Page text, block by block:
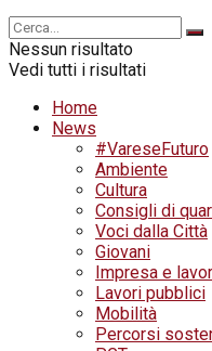
Nessun risultato
Vedi tutti i risultati
Home
News
#VareseFuturo
Ambiente
Cultura
Consigli di
Voci dalla Città
Giovani
Impresa e
Lavori pubblici
Mobilità
Percorsi